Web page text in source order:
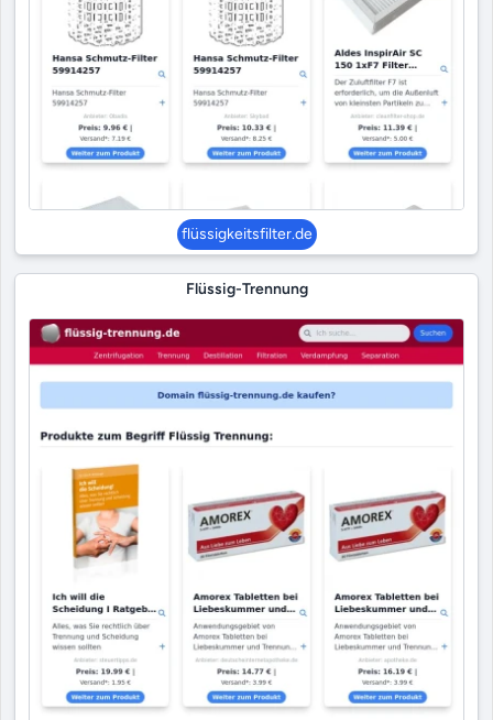
flüssigkeitsfilter.de
Flüssig-Trennung